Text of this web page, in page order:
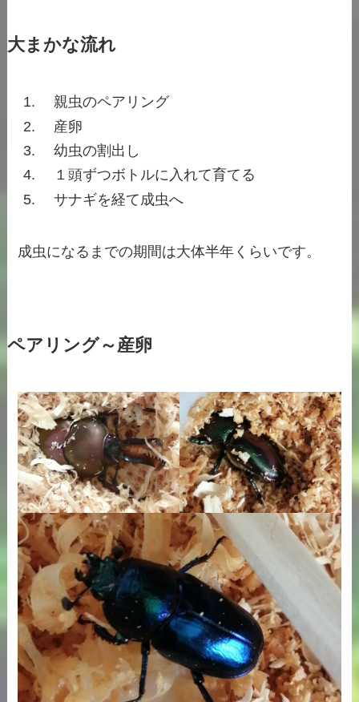
大まかな流れ
親虫のペアリング
産卵
幼虫の割出し
１頭ずつボトルに入れて育てる
サナギを経て成虫へ
成虫になるまでの期間は大体半年くらいです。
ペアリング～産卵